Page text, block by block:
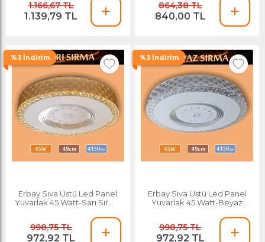
1.166,67 TL
1.139,79 TL
864,38 TL
840,00 TL
%3 İndirim
Erbay Sıva Üstü Led Panel
Yuvarlak 45 Watt-Sarı Sırma
998,75 TL
972,92 TL
%3 İndirim
Erbay Sıva Üstü Led Panel
Yuvarlak 45 Watt-Beyaz
998,75 TL
972,92 TL